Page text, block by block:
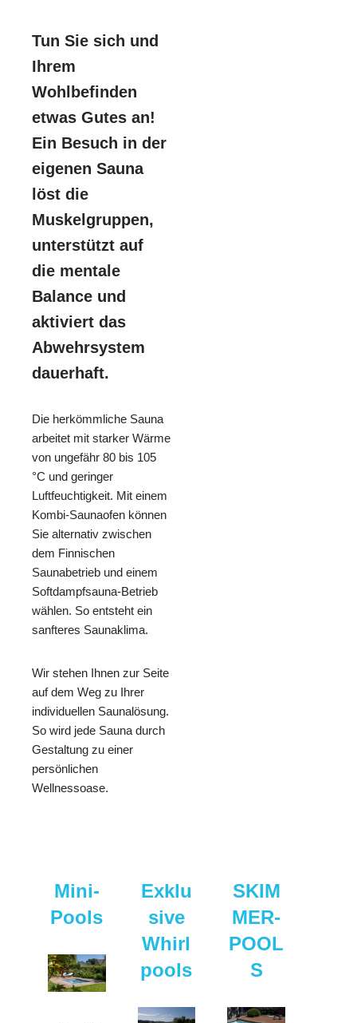
Tun Sie sich und
Ihrem
Wohlbefinden
etwas Gutes an!
Ein Besuch in der
eigenen Sauna
löst die
Muskelgruppen,
unterstützt auf
die mentale
Balance und
aktiviert das
Abwehrsystem
dauerhaft.
Die herkömmliche Sauna
arbeitet mit starker Wärme
von ungefähr 80 bis 105
°C und geringer
Luftfeuchtigkeit. Mit einem
Kombi-Saunaofen können
Sie alternativ zwischen
dem Finnischen
Saunabetrieb und einem
Softdampfsauna-Betrieb
wählen. So entsteht ein
sanfteres Saunaklima.
Wir stehen Ihnen zur Seite
auf dem Weg zu Ihrer
individuellen Saunalösung.
So wird jede Sauna durch
Gestaltung zu einer
persönlichen
Wellnessoase.
Mini-
Pools
Exklu
sive
Whirl
pools
SKIM
MER-
POOL
S